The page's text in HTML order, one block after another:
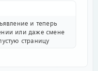
и теперь
или даже смене
страницу